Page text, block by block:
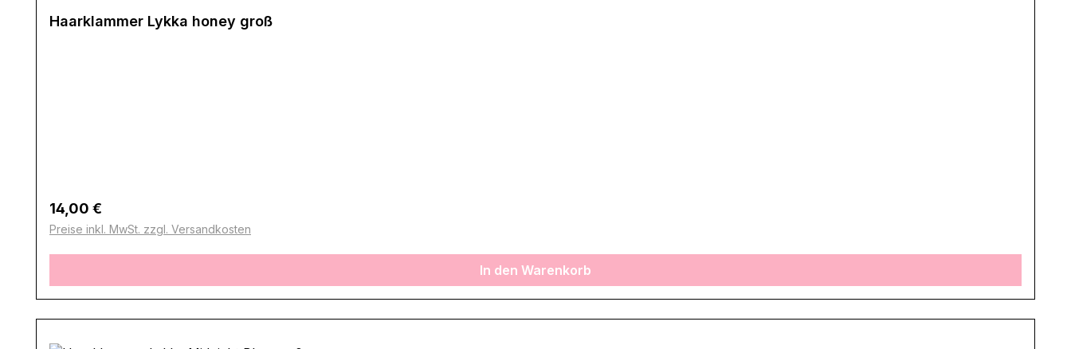
Haarklammer Lykka honey groß
Regulärer Preis:
14,00 €
Preise inkl. MwSt. zzgl. Versandkosten
In den Warenkorb